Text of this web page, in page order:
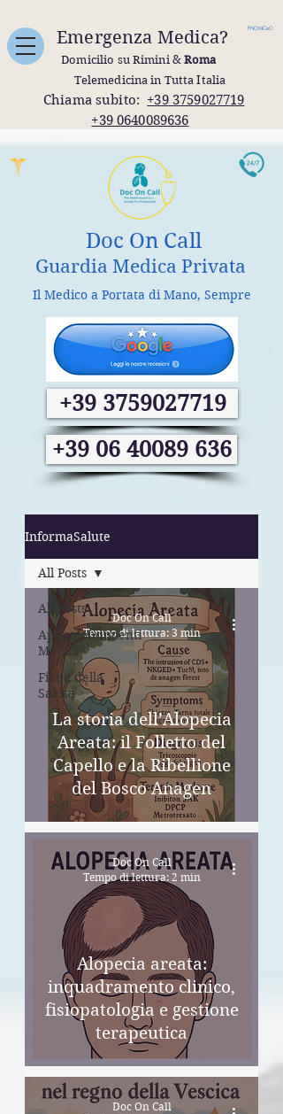
Doc On Call
Guardia Medica Privata
+39 3759027719
Emergenza Medica?
Domicilio su Rimini &Roma
Telemedicina in Tutta Italia
Chiama subito: +39 3759027719
+39 0640089636
FNOMCeO
Il Medico a Portata di Mano, Sempre
+39 06 40089 636
InformaSalute
All Posts
Approfondimenti
Medici
Fiabe della
Salute
All Posts
La storia dell’Alopecia
Areata: il Folletto del
Capello e la Ribellione
del Bosco Anagen
Doc On Call
Tempo di lettura: 3 min
Alopecia areata:
inquadramento clinico,
fisiopatologia e gestione
terapeutica
Doc On Call
Tempo di lettura: 2 min
Doc On Call